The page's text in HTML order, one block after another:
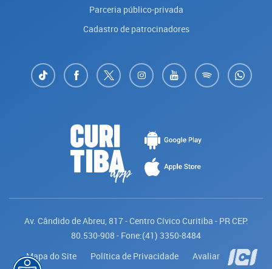
Parceria público-privada
Cadastro de patrocinadores
Av. Cândido de Abreu, 817 - Centro Cívico Curitiba - PR CEP:
80.530-908 - Fone:(41) 3350-8484
Mapa do Site
Política de Privacidade Avaliar
Saiba mais